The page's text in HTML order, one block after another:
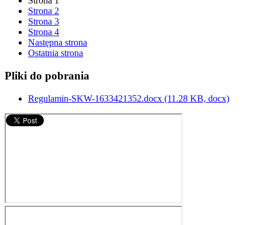
Strona 2
Strona 3
Strona 4
Następna strona
Ostatnia strona
Pliki do pobrania
Regulamin-SKW-1633421352.docx (11.28 KB, docx)